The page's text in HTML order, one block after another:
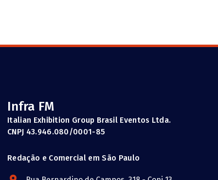
Infra FM
Italian Exhibition Group Brasil Eventos Ltda.
CNPJ 43.946.080/0001-85
Redação e Comercial em São Paulo